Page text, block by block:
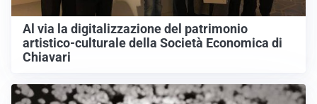
Al via la digitalizzazione del patrimonio
artistico-culturale della Società Economica di
Chiavari